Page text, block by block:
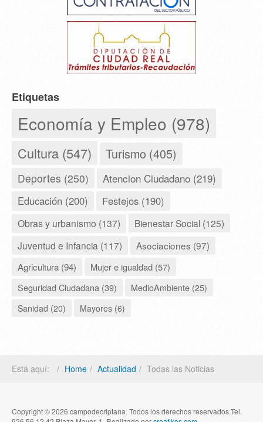
Etiquetas
Economía y Empleo (978)
Cultura (547) Turismo (405)
Deportes (250) Atencion Ciudadano (219)
Educación (200) Festejos (190)
Obras y urbanismo (137)
Bienestar Social (125)
Juventud e Infancia (117)
Asociaciones (97)
Agricultura (94)
Mujer e igualdad (57)
Seguridad Ciudadana (39)
MedioAmbiente (25)
Sanidad (20)
Mayores (6)
Está aquí: Home Actualidad Todas las Noticias
Copyright © 2026 campodecriptana. Todos los derechos reservados.Tel.